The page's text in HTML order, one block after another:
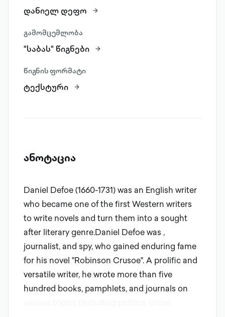
დანიელ დეფო
გამომცემლობა
"საბას" წიგნები
წიგნის ფორმატი
ტექსტური
ანოტაცია
Daniel Defoe (1660-1731) was an English writer
who became one of the first Western writers
to write novels and turn them into a sought
after literary genre.Daniel Defoe was ,
journalist, and spy, who gained enduring fame
for his novel "Robinson Crusoe". A prolific and
versatile writer, he wrote more than five
hundred books, pamphlets, and journals on